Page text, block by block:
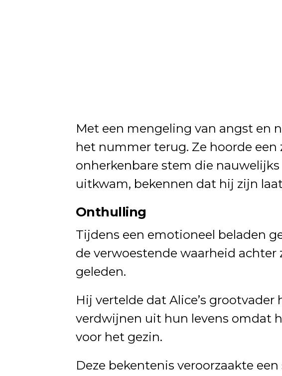
Met een mengeling van angst en
het nummer terug. Ze hoorde een
onherkenbare stem die
uitkwam, bekennen dat hij zijn
Onthulling
Tijdens een emotioneel beladen
de verwoestende waarheid
geleden.
Hij vertelde dat Alice’s
verdwijnen uit hun levens omdat
voor het gezin.
Deze bekentenis veroorzaakte